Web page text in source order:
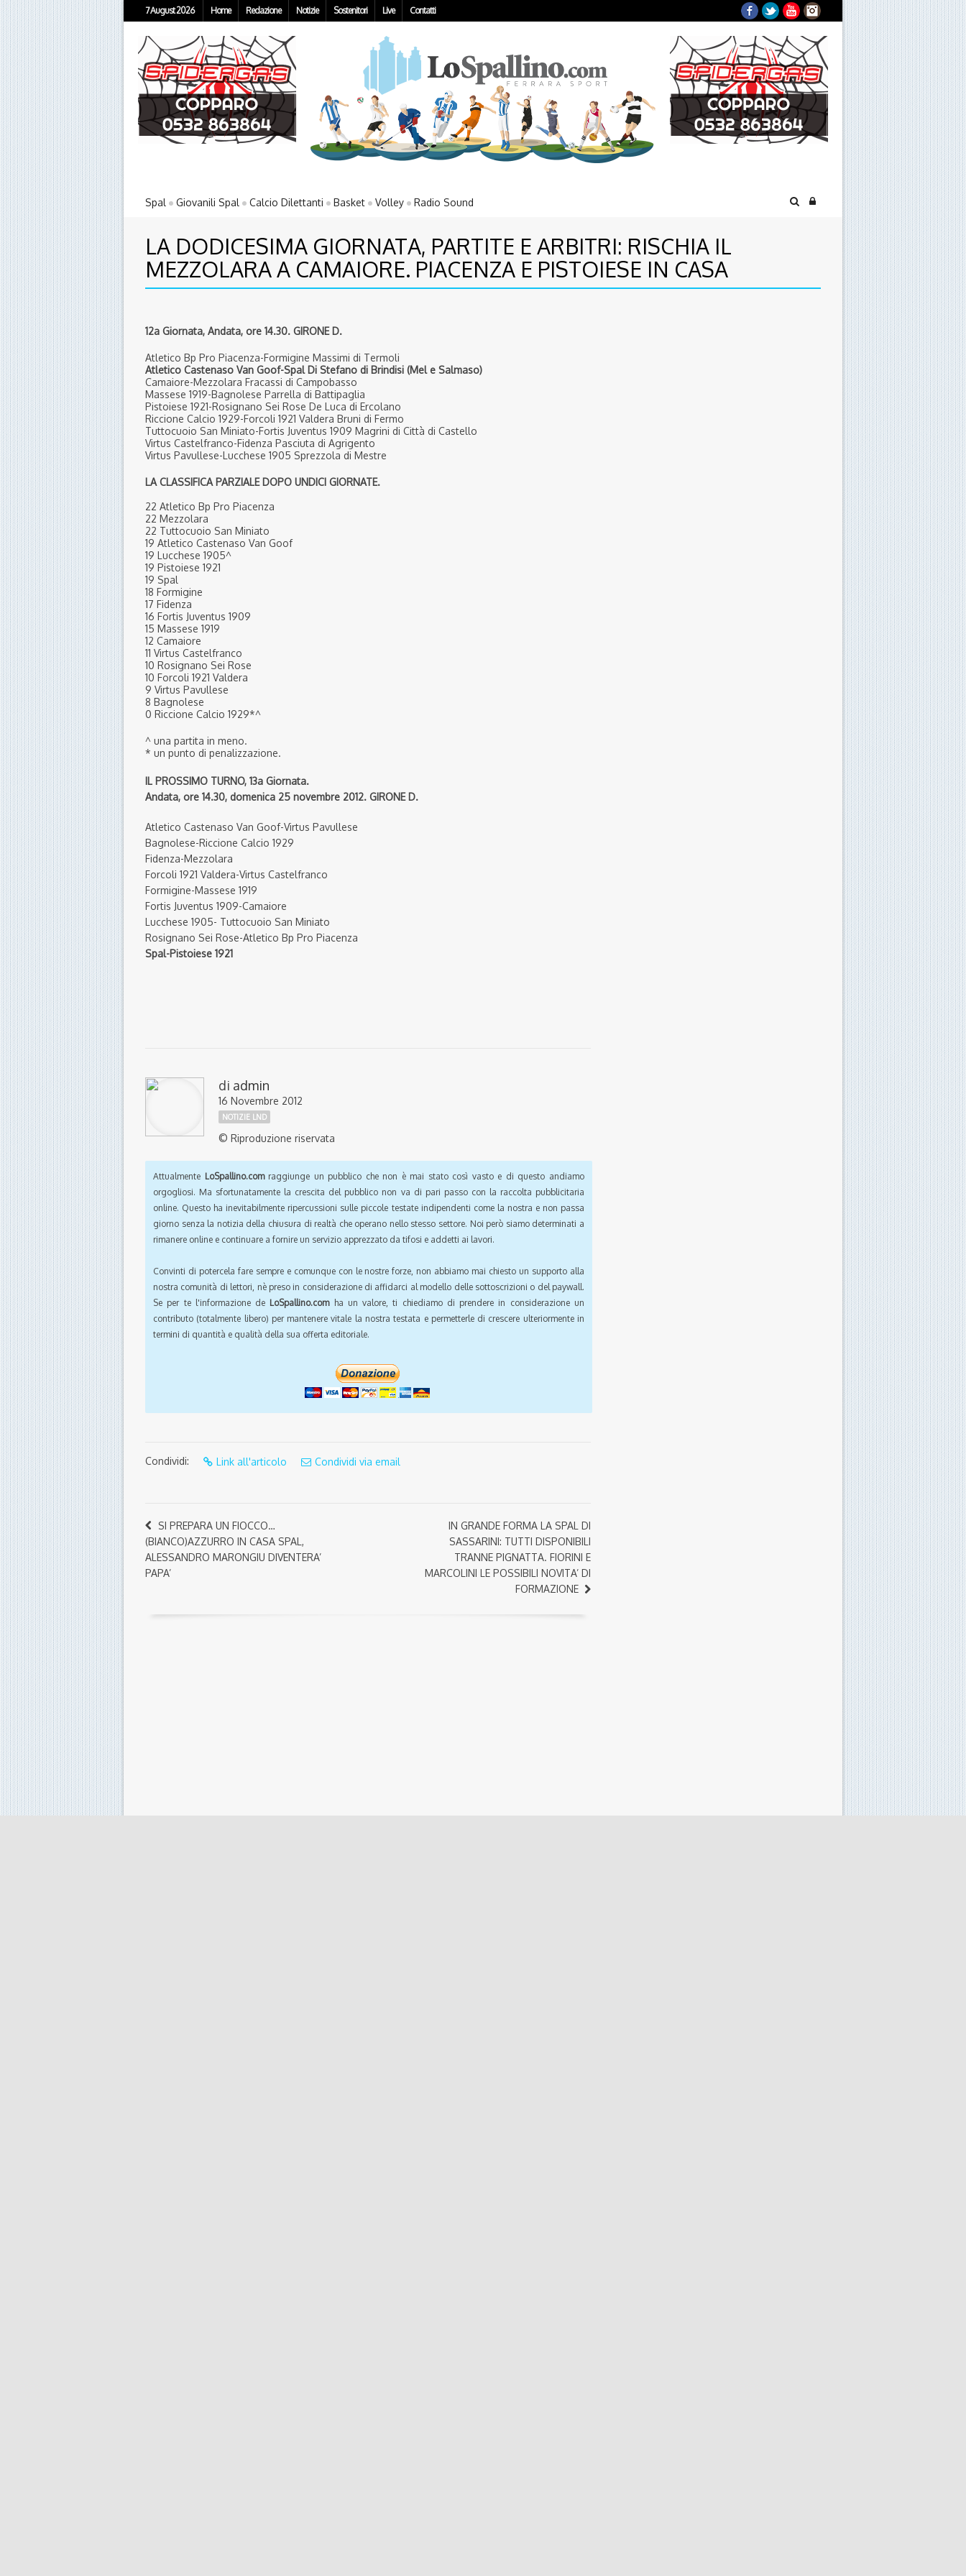
7 August 2026 Home Redazione Notizie Sostenitori Live Contatti Facebook
TwitterYouTubeInstagram
Spal Giovanili Spal Calcio Dilettanti Basket Volley Radio Sound
LA DODICESIMA GIORNATA, PARTITE E ARBITRI: RISCHIA IL
MEZZOLARA A CAMAIORE. PIACENZA E PISTOIESE IN CASA
12a Giornata, Andata, ore 14.30. GIRONE D.
Atletico Bp Pro Piacenza-Formigine Massimi di Termoli
Atletico Castenaso Van Goof-Spal Di Stefano di Brindisi (Mel e Salmaso)
Camaiore-Mezzolara Fracassi di Campobasso
Massese 1919-Bagnolese Parrella di Battipaglia
Pistoiese 1921-Rosignano Sei Rose De Luca di Ercolano
Riccione Calcio 1929-Forcoli 1921 Valdera Bruni di Fermo
Tuttocuoio San Miniato-Fortis Juventus 1909 Magrini di Città di Castello
Virtus Castelfranco-Fidenza Pasciuta di Agrigento
Virtus Pavullese-Lucchese 1905 Sprezzola di Mestre
LA CLASSIFICA PARZIALE DOPO UNDICI GIORNATE.
22 Atletico Bp Pro Piacenza
22 Mezzolara
22 Tuttocuoio San Miniato
19 Atletico Castenaso Van Goof
19 Lucchese 1905^
19 Pistoiese 1921
19 Spal
18 Formigine
17 Fidenza
16 Fortis Juventus 1909
15 Massese 1919
12 Camaiore
11 Virtus Castelfranco
10 Rosignano Sei Rose
10 Forcoli 1921 Valdera
9 Virtus Pavullese
8 Bagnolese
0 Riccione Calcio 1929*^
^ una partita in meno.
* un punto di penalizzazione.
IL PROSSIMO TURNO, 13a Giornata.
Andata, ore 14.30, domenica 25 novembre 2012. GIRONE D.
Atletico Castenaso Van Goof-Virtus Pavullese
Bagnolese-Riccione Calcio 1929
Fidenza-Mezzolara
Forcoli 1921 Valdera-Virtus Castelfranco
Formigine-Massese 1919
Fortis Juventus 1909-Camaiore
Lucchese 1905- Tuttocuoio San Miniato
Rosignano Sei Rose-Atletico Bp Pro Piacenza
Spal-Pistoiese 1921
di admin
16 Novembre 2012
NOTIZIE LND
© Riproduzione riservata
Attualmente LoSpallino.comraggiunge un pubblico che non è mai stato così vasto e di questo andiamo
orgogliosi. Ma sfortunatamente la crescita del pubblico non va di pari passo con la raccolta pubblicitaria
online. Questo ha inevitabilmente ripercussioni sulle piccole testate indipendenti come la nostra e non passa
giorno senza la notizia della chiusura di realtà che operano nello stesso settore. Noi però siamo determinati a
rimanere online e continuare a fornire un servizio apprezzato da tifosi e addetti ai lavori.
Convinti di potercela fare sempre e comunque con le nostre forze, non abbiamo mai chiesto un supporto alla
nostra comunità di lettori, nè preso in considerazione di affidarci al modello delle sottoscrizioni o del paywall.
Se per te l'informazione de LoSpallino.comha un valore, ti chiediamo di prendere in considerazione un
contributo (totalmente libero) per mantenere vitale la nostra testata e permetterle di crescere ulteriormente in
termini di quantità e qualità della sua offerta editoriale.
Condividi: Link all'articolo Condividi via email
SI PREPARA UN FIOCCO…
(BIANCO)AZZURRO IN CASA SPAL,
ALESSANDRO MARONGIU DIVENTERA’
PAPA’
IN GRANDE FORMA LA SPAL DI
SASSARINI: TUTTI DISPONIBILI
TRANNE PIGNATTA. FIORINI E
MARCOLINI LE POSSIBILI NOVITA’ DI
FORMAZIONE